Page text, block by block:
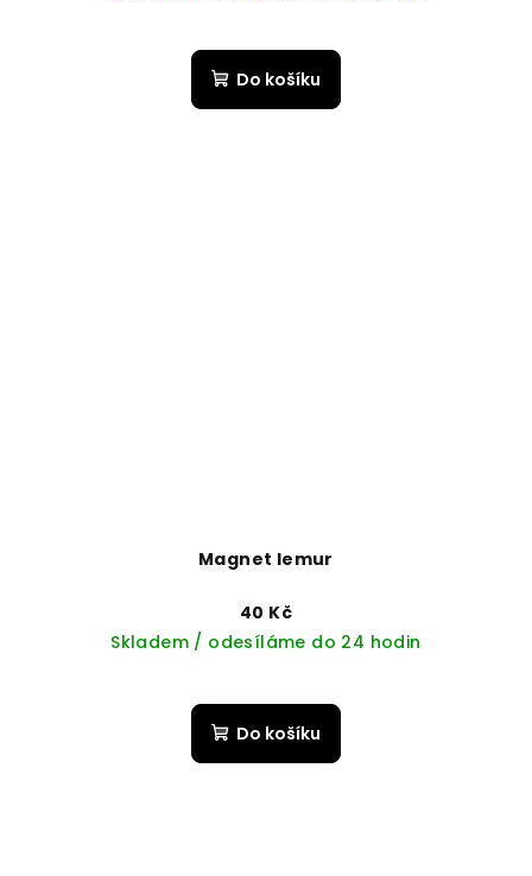
Do košíku
Magnet lemur
40 Kč
Skladem / odesíláme do 24 hodin
Do košíku